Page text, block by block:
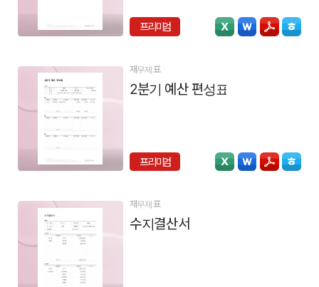
프리미엄
재무제표
2분기 예산 편성표
프리미엄
재무제표
수지결산서